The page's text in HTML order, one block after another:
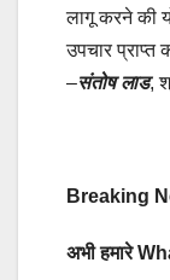
लागू करने की
उपचार
–संतोष लाड,
Breaking
अभी हमारे